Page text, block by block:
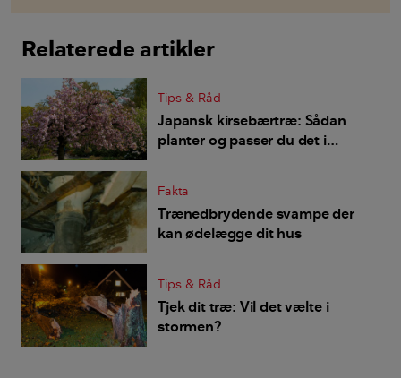
Relaterede artikler
Tips & Råd
Japansk kirsebærtræ: Sådan
planter og passer du det i
Fakta
Trænedbrydende svampe der
kan ødelægge dit hus
Tips & Råd
Tjek dit træ: Vil det vælte i
stormen?